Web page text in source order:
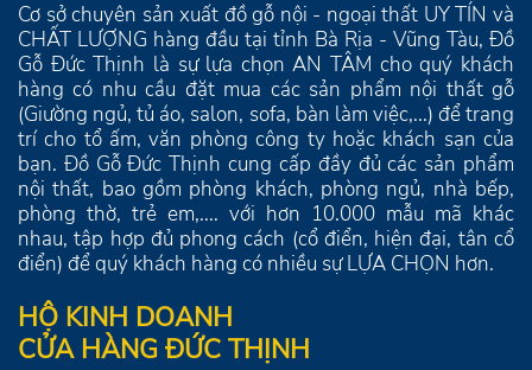
Cơ sở chuyên sản xuất đồ gỗ nội - ngoại thất UY TÍN và
CHẤT LƯỢNG hàng đầu tại tỉnh Bà Rịa - Vũng Tàu, Đồ
Gỗ Đức Thịnh là sự lựa chọn AN TÂM cho quý khách
hàng có nhu cầu đặt mua các sản phẩm nội thất gỗ
(Giường ngủ, tủ áo, salon, sofa, bàn làm việc,...) để trang
trí cho tổ ấm, văn phòng công ty hoặc khách sạn của
bạn. Đồ Gỗ Đức Thịnh cung cấp đầy đủ các sản phẩm
nội thất, bao gồm phòng khách, phòng ngủ, nhà bếp,
phòng thờ, trẻ em,.... với hơn 10.000 mẫu mã khác
nhau, tập hợp đủ phong cách (cổ điển, hiện đại, tân cổ
điển) để quý khách hàng có nhiều sự LỰA CHỌN hơn.
HỘ KINH DOANH
CỬA HÀNG ĐỨC THỊNH